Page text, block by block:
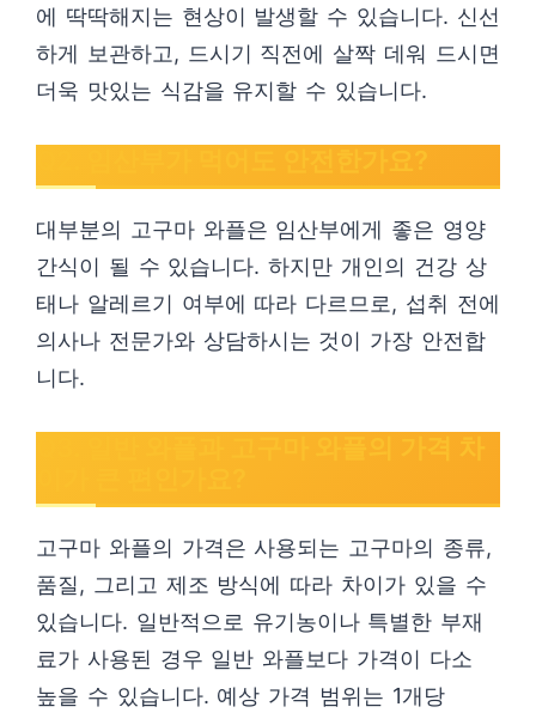
에 딱딱해지는 현상이 발생할 수 있습니다. 신선
하게 보관하고, 드시기 직전에 살짝 데워 드시면
더욱 맛있는 식감을 유지할 수 있습니다.
대부분의 고구마 와플은 임산부에게 좋은 영양
간식이 될 수 있습니다. 하지만 개인의 건강 상
태나 알레르기 여부에 따라 다르므로, 섭취 전에
의사나 전문가와 상담하시는 것이 가장 안전합
니다.
고구마 와플의 가격은 사용되는 고구마의 종류,
품질, 그리고 제조 방식에 따라 차이가 있을 수
있습니다. 일반적으로 유기농이나 특별한 부재
료가 사용된 경우 일반 와플보다 가격이 다소
높을 수 있습니다. 예상 가격 범위는 1개당